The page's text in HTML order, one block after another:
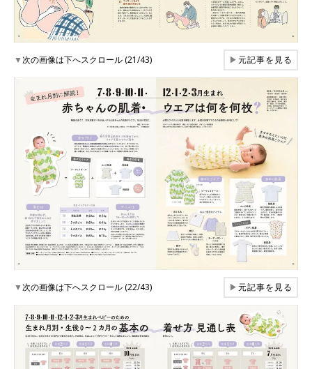
▼次の画像は下へスクロール (21/43) ▶元記事を見る
▼次の画像は下へスクロール (22/43) ▶元記事を見る